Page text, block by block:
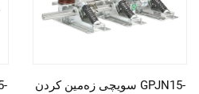
سویچی زەمین کردن GPJN15-